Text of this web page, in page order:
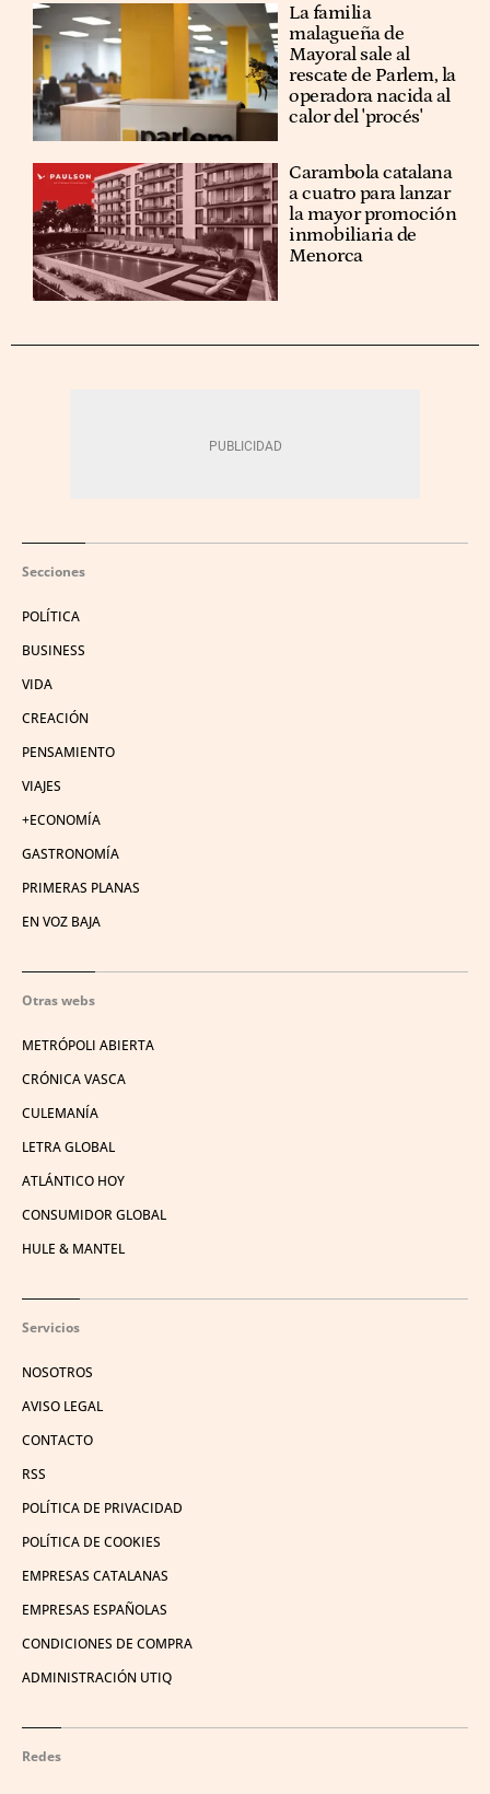
La familia
malagueña de
Mayoral sale al
rescate de Parlem, la
operadora nacida al
calor del 'procés'
Carambola catalana
a cuatro para lanzar
la mayor promoción
inmobiliaria de
Menorca
Secciones
POLÍTICA
BUSINESS
VIDA
CREACIÓN
PENSAMIENTO
VIAJES
+ECONOMÍA
GASTRONOMÍA
PRIMERAS PLANAS
EN VOZ BAJA
Otras webs
METRÓPOLI ABIERTA
CRÓNICA VASCA
CULEMANÍA
LETRA GLOBAL
ATLÁNTICO HOY
CONSUMIDOR GLOBAL
HULE & MANTEL
Servicios
NOSOTROS
AVISO LEGAL
CONTACTO
RSS
POLÍTICA DE PRIVACIDAD
POLÍTICA DE COOKIES
EMPRESAS CATALANAS
EMPRESAS ESPAÑOLAS
CONDICIONES DE COMPRA
ADMINISTRACIÓN UTIQ
Redes